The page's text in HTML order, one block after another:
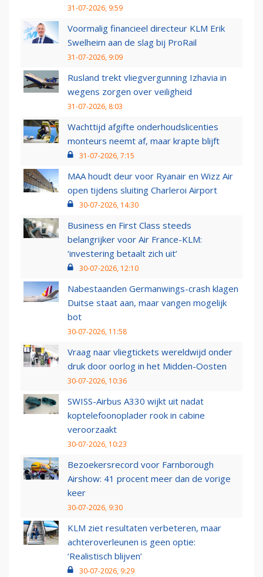
31-07-2026, 9:59
Voormalig financieel directeur KLM Erik
Swelheim aan de slag bij ProRail
31-07-2026, 9:09
Rusland trekt vliegvergunning Izhavia in
wegens zorgen over veiligheid
31-07-2026, 8:03
Wachttijd afgifte onderhoudslicenties
monteurs neemt af, maar krapte blijft
31-07-2026, 7:15
MAA houdt deur voor Ryanair en Wizz Air
open tijdens sluiting Charleroi Airport
30-07-2026, 14:30
Business en First Class steeds
belangrijker voor Air France-KLM:
‘investering betaalt zich uit’
30-07-2026, 12:10
Nabestaanden Germanwings-crash klagen
Duitse staat aan, maar vangen mogelijk
bot
30-07-2026, 11:58
Vraag naar vliegtickets wereldwijd onder
druk door oorlog in het Midden-Oosten
30-07-2026, 10:36
SWISS-Airbus A330 wijkt uit nadat
koptelefoonoplader rook in cabine
veroorzaakt
30-07-2026, 10:23
Bezoekersrecord voor Farnborough
Airshow: 41 procent meer dan de vorige
keer
30-07-2026, 9:30
KLM ziet resultaten verbeteren, maar
achteroverleunen is geen optie:
‘Realistisch blijven’
30-07-2026, 9:29